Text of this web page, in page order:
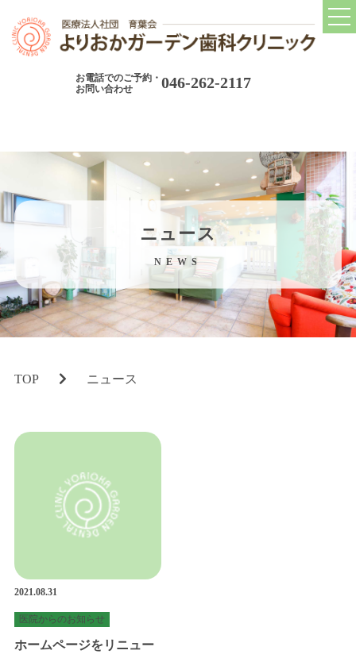
トップ
TOP
当院について
院内ツアー
当院の取り組み
コロナウィルス対策
定期検診とメインテナンス
銀歯を白く美しい歯に
小児歯科
矯正歯科
お電話でのご予約・
お問い合わせ
046-262-2117
ニュース
NEWS
TOP ニュース
2021.08.31
医院からのお知らせ
ホームページをリニュー